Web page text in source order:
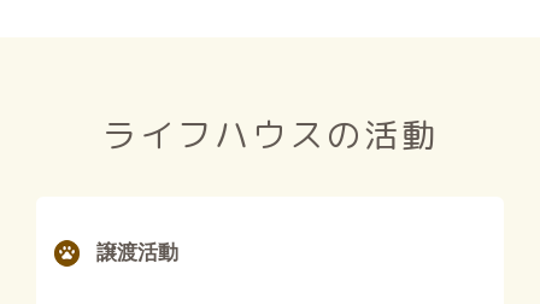
ライフハウスの活動
譲渡活動